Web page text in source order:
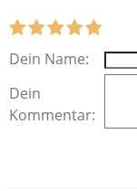
Dein Name:
Dein
Kommentar: